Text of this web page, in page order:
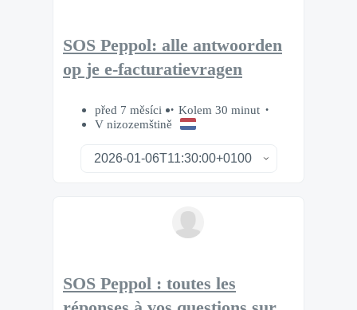
SOS Peppol: alle antwoorden
op je e-facturatievragen
před 7 měsíci
Kolem 30 minut
V nizozemštině
SOS Peppol : toutes les